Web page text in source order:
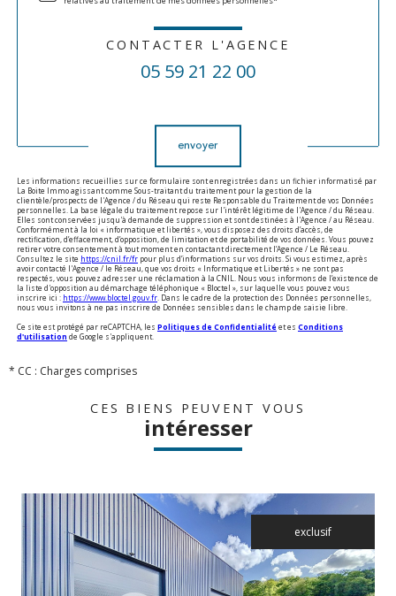
CONTACTER L'AGENCE
05 59 21 22 00
envoyer
Les informations recueillies sur ce formulaire sont enregistrées dans un fichier informatisé par
La Boite Immo agissant comme Sous-traitant du traitement pour la gestion de la
clientèle/prospects de l'Agence / du Réseau qui reste Responsable du Traitement de vos Données
personnelles. La base légale du traitement repose sur l'intérêt légitime de l'Agence / du Réseau.
Elles sont conservées jusqu'à demande de suppression et sont destinées à l'Agence / au Réseau.
Conformément à la loi « informatique et libertés », vous disposez des droits d’accès, de
rectification, d’effacement, d’opposition, de limitation et de portabilité de vos données. Vous pouvez
retirer votre consentement à tout moment en contactant directement l’Agence / Le Réseau.
Consultez le site https://cnil.fr/fr pour plus d’informations sur vos droits. Si vous estimez, après
avoir contacté l'Agence / le Réseau, que vos droits « Informatique et Libertés » ne sont pas
respectés, vous pouvez adresser une réclamation à la CNIL. Nous vous informons de l’existence de
la liste d'opposition au démarchage téléphonique « Bloctel », sur laquelle vous pouvez vous
inscrire ici : https://www.bloctel.gouv.fr . Dans le cadre de la protection des Données personnelles,
nous vous invitons à ne pas inscrire de Données sensibles dans le champ de saisie libre.
Ce site est protégé par reCAPTCHA, les Politiques de Confidentialité et es Conditions
d'utilisation de Google s'appliquent.
* CC : Charges comprises
CES BIENS PEUVENT VOUS
intéresser
exclusif